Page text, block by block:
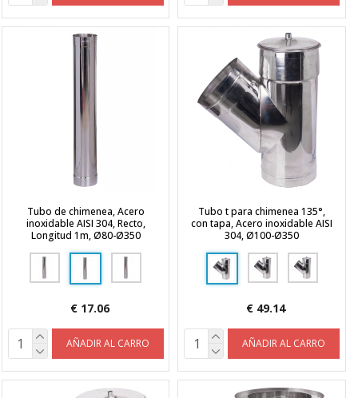
Tubo de chimenea, Acero
inoxidable AISI 304, Recto,
Longitud 1m, Ø80-Ø350
€ 17.06
AÑADIR AL CARRO
Tubo t para chimenea 135°,
con tapa, Acero inoxidable AISI
304, Ø100-Ø350
€ 49.14
AÑADIR AL CARRO